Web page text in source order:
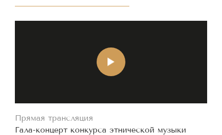
Прямая трансляция
Гала-концерт конкурса этнической музыки